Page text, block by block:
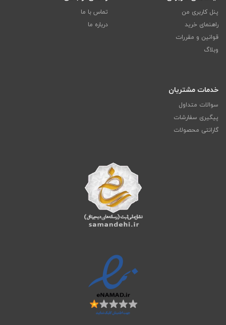
پنل کاربری من
راهنمای خرید
قوانین و مقررات
وبلاگ
تماس با ما
درباره ما
خدمات مشتریان
سوالات متداول
پیگیری سفارشات
گارانتی محصولات